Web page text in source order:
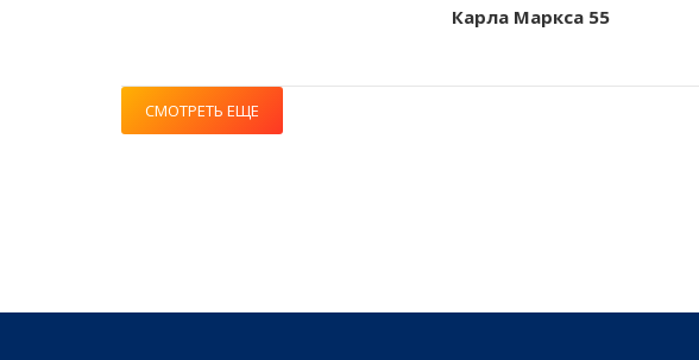
Карла Маркса 55
СМОТРЕТЬ ЕЩЕ